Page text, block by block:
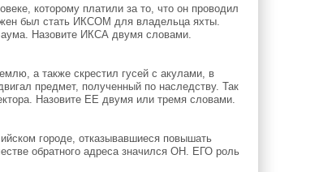
которому платили за то, что он проводил
был стать ИКСОМ для владельца яхты.
Назовите ИКСА двумя словами.
а также скрестил гусей с акулами, в
предмет, полученный по наследству. Так
Назовите ЕЕ двумя или тремя словами.
городе, отказывавшиеся повышать
обратного адреса значился ОН. ЕГО роль